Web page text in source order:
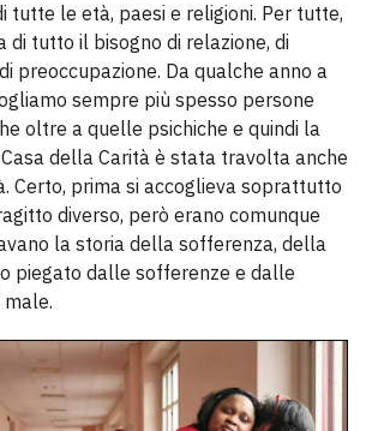
tutte le età, paesi e religioni. Per tutte,
di tutto il bisogno di relazione, di
preoccupazione. Da qualche anno a
sempre più spesso persone
oltre a quelle psichiche e quindi la
della Carità è stata travolta anche
Certo, prima si accoglieva soprattutto
diverso, però erano comunque
la storia della sofferenza, della
piegato dalle sofferenze e dalle